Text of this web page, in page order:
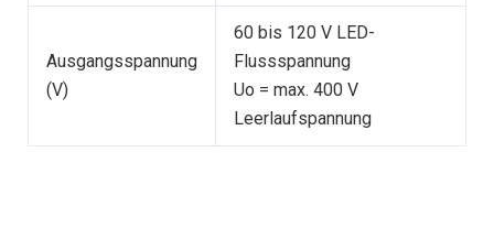
Ausgangsspannung
(V)
60 bis 120 V LED-
Flussspannung
Uo = max. 400 V
Leerlaufspannung